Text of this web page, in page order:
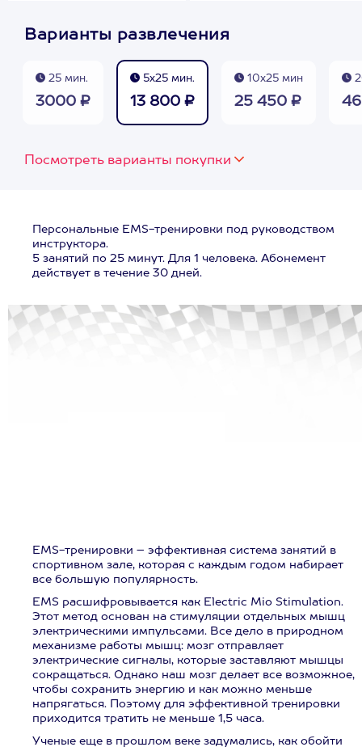
Варианты развлечения
25 мин.
3000 ₽
5х25 мин.
13 800 ₽
10х25 мин
25 450 ₽
Посмотреть варианты покупки
Персональные EMS-тренировки под руководством
инструктора.
5 занятий по 25 минут. Для 1 человека. Абонемент
действует в течение 30 дней.
EMS-тренировки – эффективная система занятий в
спортивном зале, которая с каждым годом набирает
все большую популярность.
EMS расшифровывается как Electric Mio Stimulation.
Этот метод основан на стимуляции отдельных мышц
электрическими импульсами. Все дело в природном
механизме работы мышц: мозг отправляет
электрические сигналы, которые заставляют мышцы
сокращаться. Однако наш мозг делает все возможное,
чтобы сохранить энергию и как можно меньше
напрягаться. Поэтому для эффективной тренировки
приходится тратить не меньше 1,5 часа.
Ученые еще в прошлом веке задумались, как обойти